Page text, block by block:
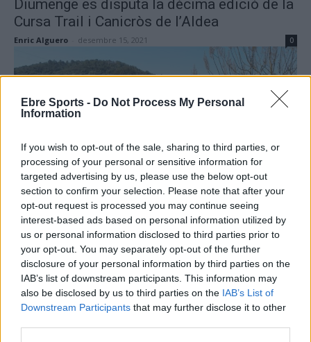
Ebre Sports - Do Not Process My Personal
Information
If you wish to opt-out of the sale, sharing to third parties, or
processing of your personal or sensitive information for
targeted advertising by us, please use the below opt-out
section to confirm your selection. Please note that after your
opt-out request is processed you may continue seeing
interest-based ads based on personal information utilized by
us or personal information disclosed to third parties prior to
your opt-out. You may separately opt-out of the further
disclosure of your personal information by third parties on the
IAB’s list of downstream participants. This information may
also be disclosed by us to third parties on the IAB’s List of
Downstream Participants that may further disclose it to other
Diumenge es disputa la dècima edició de la
Cursa Trail i Canicròs de l’Aldea
Enric Alguero desembre 15, 2021 0
Canicròs
Clara Bosch i Norbert Llobera dominen al
Canicros d’Amposta
Enric Alguero - febrer 25, 2020